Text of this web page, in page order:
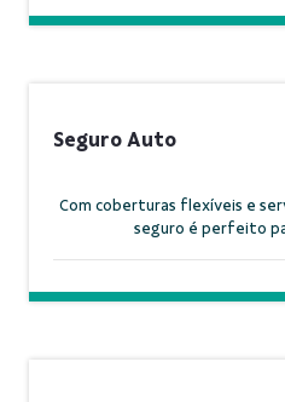
Seguro Auto
Com coberturas flexíveis e
seguro é perfeito